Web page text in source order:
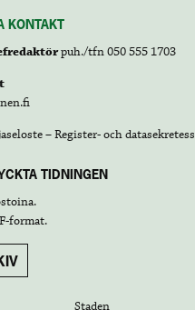
KONTAKT
puh./tfn 050 555 1703
– Register- och datasekretess
TIDNINGEN
.
format.
Staden